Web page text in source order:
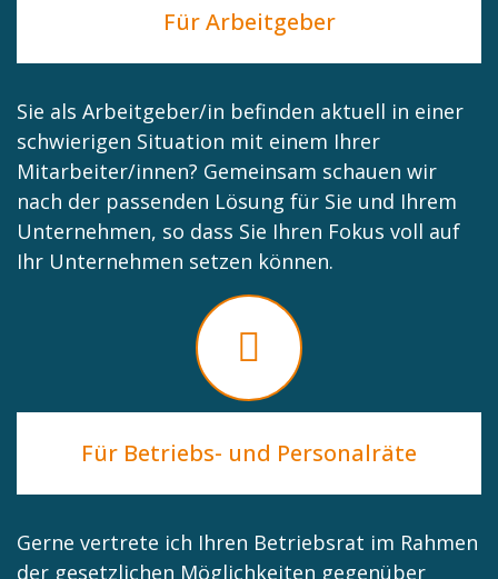
Für Arbeitgeber
Sie als Arbeitgeber/in befinden aktuell in einer
schwierigen Situation mit einem Ihrer
Mitarbeiter/innen? Gemeinsam schauen wir
nach der passenden Lösung für Sie und Ihrem
Unternehmen, so dass Sie Ihren Fokus voll auf
Ihr Unternehmen setzen können.
Für Betriebs- und Personalräte
Gerne vertrete ich Ihren Betriebsrat im Rahmen
der gesetzlichen Möglichkeiten gegenüber